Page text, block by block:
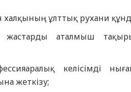
халқының ұлттық рухани
жастарды аталмыш
келісімді
жеткізу;